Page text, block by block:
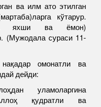
ва илм ато этилган
кўтарур.
яхши ва ёмон)
(Мужодала сураси 11-
омонатли ва
дейди:
уламоларгина
қудратли ва